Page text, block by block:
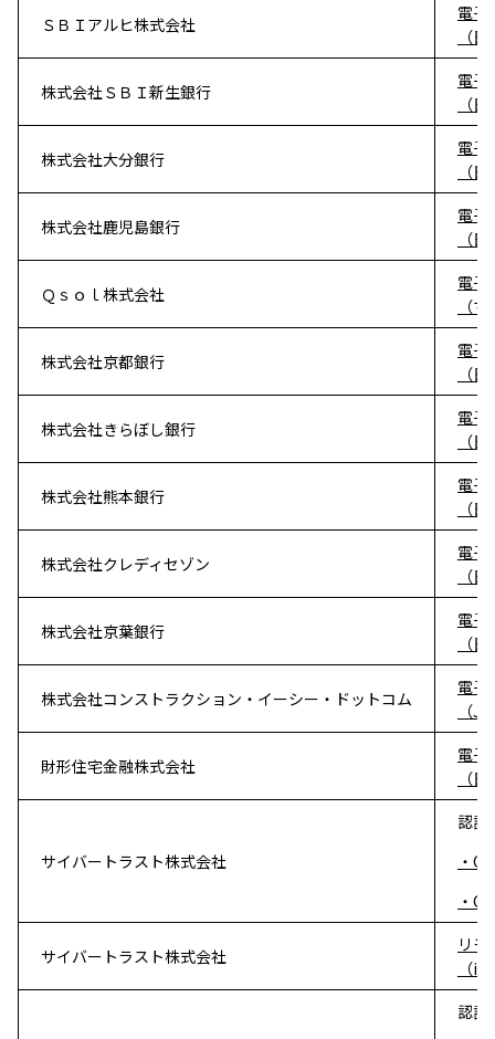
ＳＢＩアルヒ株式会社
電子
（
株式会社ＳＢＩ新生銀行
電子
（
株式会社大分銀行
電子
（
株式会社鹿児島銀行
電子
（
Ｑｓｏｌ株式会社
電子
（
株式会社京都銀行
電子
（
株式会社きらぼし銀行
電子
（
株式会社熊本銀行
電子
（
株式会社クレディセゾン
電子
（
株式会社京葉銀行
電子
（
株式会社コンストラクション・イーシー・ドットコム
電子
（
財形住宅金融株式会社
電子
（
サイバートラスト株式会社
認証
・
・
サイバートラスト株式会社
リ
（
認証